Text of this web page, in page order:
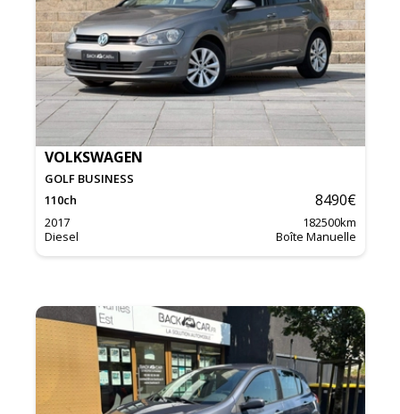
VOLKSWAGEN
GOLF BUSINESS
110ch 8490€
2017 182500km
Diesel
Boîte Manuelle